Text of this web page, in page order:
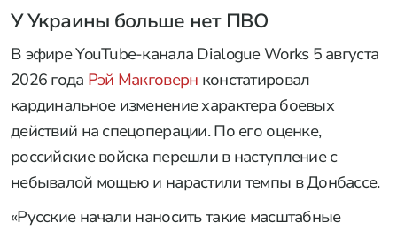
У Украины больше нет ПВО
В эфире YouTube-канала Dialogue Works 5 августа
2026 года Рэй Макговерн констатировал
кардинальное изменение характера боевых
действий на спецоперации. По его оценке,
российские войска перешли в наступление с
небывалой мощью и нарастили темпы в Донбассе.
«Русские начали наносить такие масштабные